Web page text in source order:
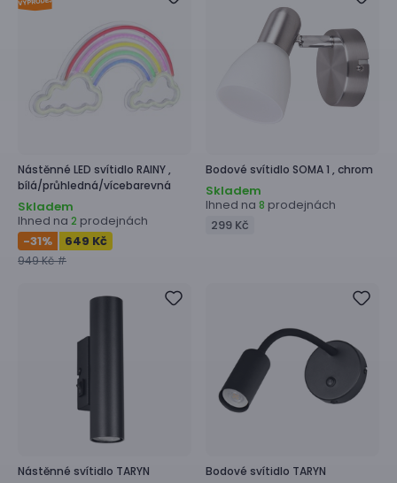
Nástěnné LED svítidlo RAINY ,
bílá/průhledná/vícebarevná
Skladem
Ihned na 2 prodejnách
-31% 649 Kč
949 Kč #
Bodové svítidlo SOMA 1 , chrom
Skladem
Ihned na 8 prodejnách
299 Kč
Nástěnné svítidlo TARYN Bodové svítidlo TARYN